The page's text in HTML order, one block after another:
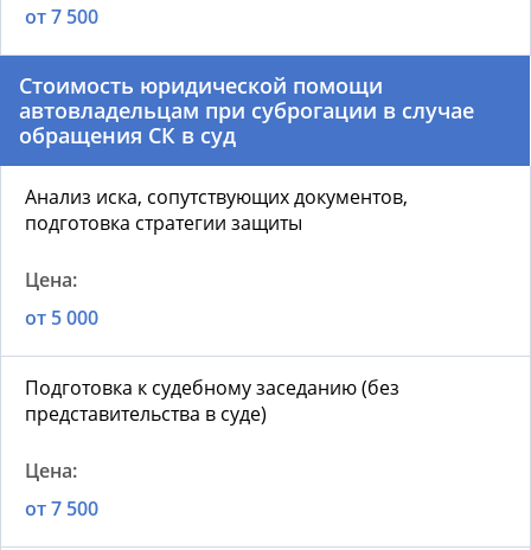
от 7 500
Стоимость юридической помощи
автовладельцам при суброгации в случае
обращения СК в суд
Анализ иска, сопутствующих документов,
подготовка стратегии защиты
от 5 000
Подготовка к судебному заседанию (без
представительства в суде)
от 7 500